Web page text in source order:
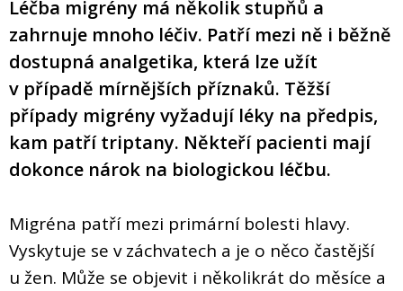
Léčba migrény má několik stupňů a
zahrnuje mnoho léčiv. Patří mezi ně i běžně
dostupná analgetika, která lze užít
v případě mírnějších příznaků. Těžší
případy migrény vyžadují léky na předpis,
kam patří triptany. Někteří pacienti mají
dokonce nárok na biologickou léčbu.
Migréna patří mezi primární bolesti hlavy.
Vyskytuje se v záchvatech a je o něco častější
u žen. Může se objevit i několikrát do měsíce a